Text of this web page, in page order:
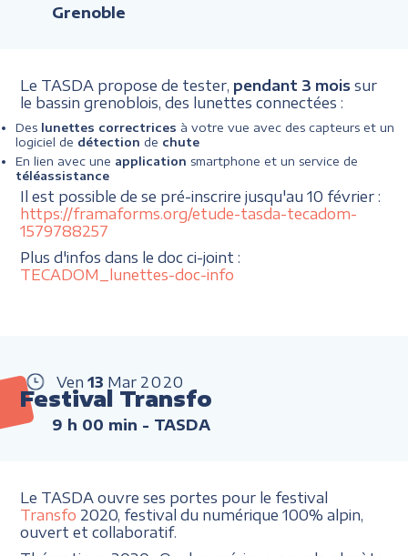
Grenoble
Le TASDA propose de tester, pendant 3 mois sur
le bassin grenoblois, des lunettes connectées :
Des lunettes correctrices à votre vue avec des capteurs et un
logiciel de détection de chute
En lien avec une application smartphone et un service de
téléassistance
Il est possible de se pré-inscrire jusqu'au 10 février :
https://framaforms.org/etude-tasda-tecadom-
1579788257
Plus d'infos dans le doc ci-joint :
TECADOM_lunettes-doc-info
Ven 13 Mar 2020
Festival Transfo
9 h 00 min - TASDA
Le TASDA ouvre ses portes pour le festival
Transfo 2020, festival du numérique 100% alpin,
ouvert et collaboratif.